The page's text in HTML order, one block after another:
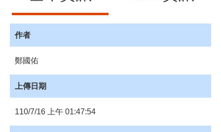
會
員
專
區
館
員
作者
鄭國佑
上傳日期
110/7/16 上午 01:47:54